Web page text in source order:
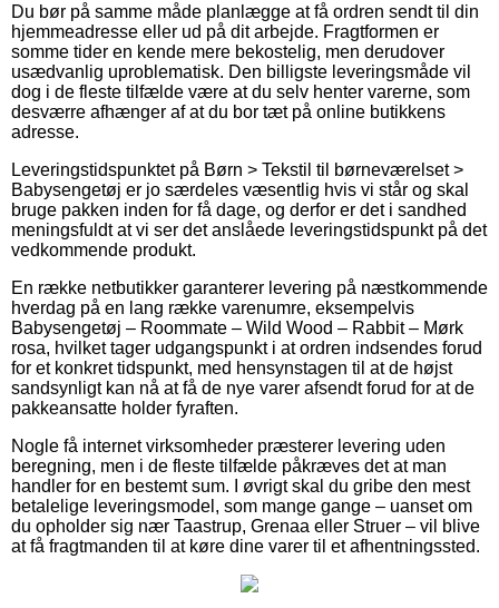
Du bør på samme måde planlægge at få ordren sendt til din
hjemmeadresse eller ud på dit arbejde. Fragtformen er
somme tider en kende mere bekostelig, men derudover
usædvanlig uproblematisk. Den billigste leveringsmåde vil
dog i de fleste tilfælde være at du selv henter varerne, som
desværre afhænger af at du bor tæt på online butikkens
adresse.
Leveringstidspunktet på Børn > Tekstil til børneværelset >
Babysengetøj er jo særdeles væsentlig hvis vi står og skal
bruge pakken inden for få dage, og derfor er det i sandhed
meningsfuldt at vi ser det anslåede leveringstidspunkt på det
vedkommende produkt.
En række netbutikker garanterer levering på næstkommende
hverdag på en lang række varenumre, eksempelvis
Babysengetøj – Roommate – Wild Wood – Rabbit – Mørk
rosa, hvilket tager udgangspunkt i at ordren indsendes forud
for et konkret tidspunkt, med hensynstagen til at de højst
sandsynligt kan nå at få de nye varer afsendt forud for at de
pakkeansatte holder fyraften.
Nogle få internet virksomheder præsterer levering uden
beregning, men i de fleste tilfælde påkræves det at man
handler for en bestemt sum. I øvrigt skal du gribe den mest
betalelige leveringsmodel, som mange gange – uanset om
du opholder sig nær Taastrup, Grenaa eller Struer – vil blive
at få fragtmanden til at køre dine varer til et afhentningssted.